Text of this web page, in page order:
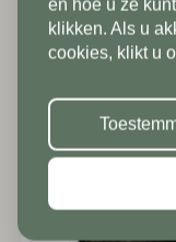
Land*10/8
ons
en hoe u ze
klikken. Als u
cookies, klikt u